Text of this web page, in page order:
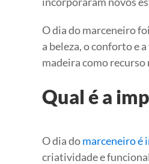
O dia do marceneiro
a beleza, o conforto e
madeira como
Qual é a
O dia domarceneiro é
criatividade e